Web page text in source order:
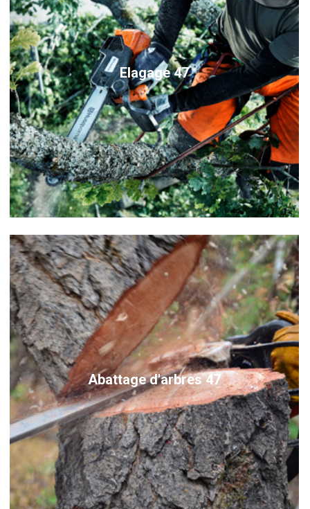
Elagage 47
Abattage d'arbres 47